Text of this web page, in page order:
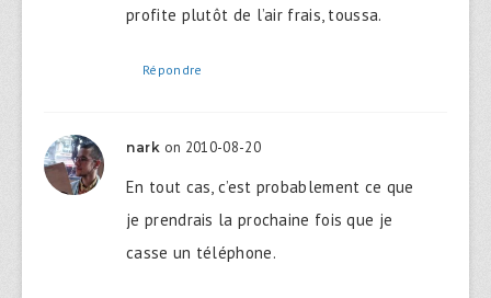
profite plutôt de l’air frais, toussa.
Répondre
nark on 2010-08-20
En tout cas, c’est probablement ce que
je prendrais la prochaine fois que je
casse un téléphone.